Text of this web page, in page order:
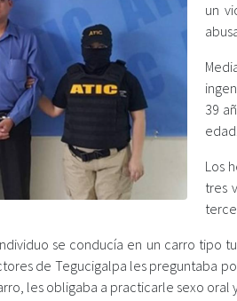
un
39
edad.
Los
tres
se conducía en un carro tipo
de Tegucigalpa les preguntaba
les obligaba a practicarle sexo oral